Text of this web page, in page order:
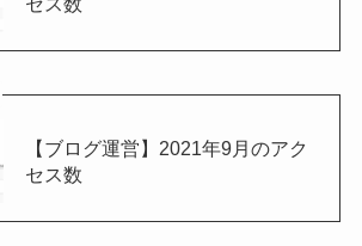
【ブログ運営】2021年9月のアク
セス数